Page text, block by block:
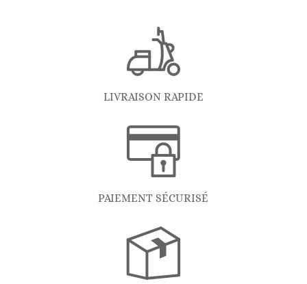
LIVRAISON RAPIDE
PAIEMENT SÉCURISÉ